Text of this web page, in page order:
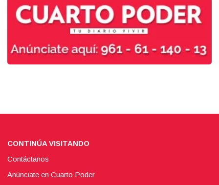
CONTINÚA VISITANDO
Contáctanos
Anúnciate en Cuarto Poder